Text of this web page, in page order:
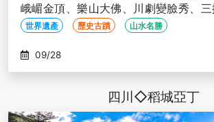
峨嵋金頂、樂山大佛、川劇變臉秀、三
訪)
世界遺產 歷史古蹟 山水名勝
09/28
四川◇稻城亞丁